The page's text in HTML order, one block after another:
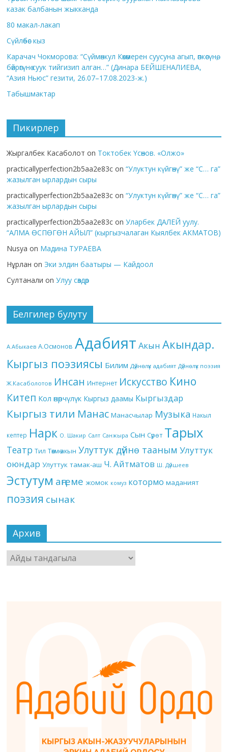
казак балбанын жыкканда
80 макал-лакап
Сүйлөбөс кыз
Карачач Чокморова: “Сүймөнкул Көкөмерен суусуна агып, өпкөсүнө,
бөйрөгүнө суук тийгизип алган…” (Динара БЕЙШЕНАЛИЕВА,
“Азия Ньюс” гезити, 26.07–17.08.2023-ж.)
Табышмактар
Пикирлер
Жыргалбек Касаболот on Токтобек Үсөнов. «Олжо»
practicallyperfection2b5aa2e83c on“Улуктун күйгөнү” же “С… га”
жазылган ырлардын сыры
practicallyperfection2b5aa2e83c on“Улуктун күйгөнү” же “С… га”
жазылган ырлардын сыры
practicallyperfection2b5aa2e83c onУларбек ДАЛЕЙ уулу.
“АЛМА ӨСПӨГӨН АЙЫЛ” (кыргызчалаган Кыялбек АКМАТОВ)
Nusya on Мадина ТУРАЕВА
Нұрлан on Эки элдин баатыры — Кайдоол
Султанали onУлуу сөздөр
Белгилер булуту
А.Абыкаев А.Осмонов Адабият Акын Акындар.
Кыргыз поэзиясы Билим Дүйнөлүк адабият Дүйнөлүк поэзия
Ж.Касаболотов Инсан Интернет Искусство Кино
Китеп Кол өнөрчүлүк Кыргыз даамы Кыргыздар
Кыргыз тили Манас Манасчылар Музыка Накыл
кептер Нарк О. Шакир Салт Санжыра Сын Сүрөт Тарых
Театр Тил Төкмө акын Улуттук дүйнө тааным Улуттук
оюндар Улуттук тамак-аш Ч. Айтматов Ш. Дүйшеев
Эстутум аңгеме жомок комуз котормо маданият
поэзия сынак
Архив
Архив